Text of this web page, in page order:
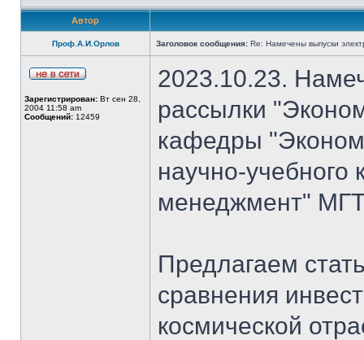
Автор
Проф.А.И.Орлов Заголовок сообщения: Re: Намечены выпуски
Зарегистрирован: Вт сен 28,
2004 11:58 am
Сообщений: 12459
2023.10.23.
рассылки
кафедры
научно-
менеджмент"
Предлагаем
сравнения
космической